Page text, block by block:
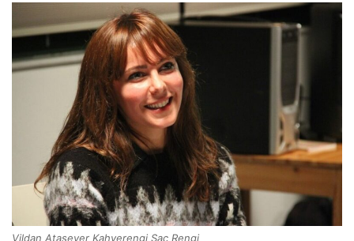
Vildan Atasever Kahverengi Saç Rengi